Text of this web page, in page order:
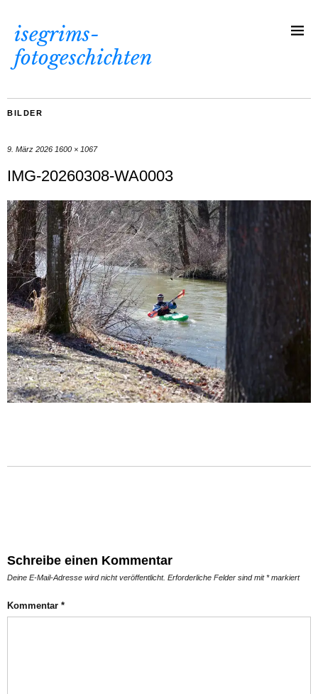
isegrims-
fotogeschichten
BILDER
9. März 2026 1600 × 1067
IMG-20260308-WA0003
Schreibe einen Kommentar
Deine E-Mail-Adresse wird nicht veröffentlicht. Erforderliche Felder sind mit*markiert
Kommentar *